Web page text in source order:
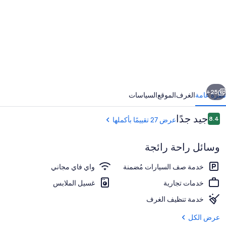
التالي
25+
نظرة عامةالغرفالموقعالسياسات
التقييمات
8.48.4 من 10جيد جدًاعرض 27 تقييمًا بأكملها
وسائل راحة رائجة
خدمة صف السيارات مُضمنة
واي فاي مجاني
خدمات تجارية
غسيل الملابس
خدمة تنظيف الغرف
عرض الكل